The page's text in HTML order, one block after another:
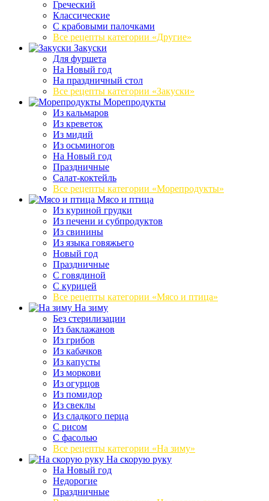
Греческий
Классические
С крабовыми палочками
Все рецепты категории «Другие»
Закуски
Для фуршета
На Новый год
На праздничный стол
Все рецепты категории «Закуски»
Морепродукты
Из кальмаров
Из креветок
Из мидий
Из осьминогов
На Новый год
Праздничные
Салат-коктейль
Все рецепты категории «Морепродукты»
Мясо и птица
Из куриной грудки
Из печени и субпродуктов
Из свинины
Из языка говяжьего
Новый год
Праздничные
С говядиной
С курицей
Все рецепты категории «Мясо и птица»
На зиму
Без стерилизации
Из баклажанов
Из грибов
Из кабачков
Из капусты
Из моркови
Из огурцов
Из помидор
Из свеклы
Из сладкого перца
С рисом
С фасолью
Все рецепты категории «На зиму»
На скорую руку
На Новый год
Недорогие
Праздничные